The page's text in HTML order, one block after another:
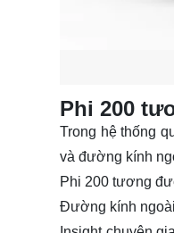
Phi 200
Trong hệ thống
và đường kính
Phi 200 tương
Đường kính